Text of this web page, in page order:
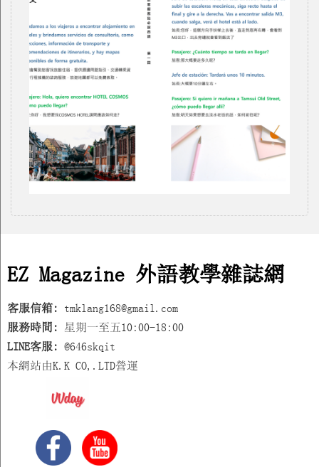
EZ Magazine 外語教學雜誌網
客服信箱: tmklang168@gmail.com
服務時間: 星期一至五10:00-18:00
LINE客服: @646skqit
本網站由K.K CO,.LTD營運